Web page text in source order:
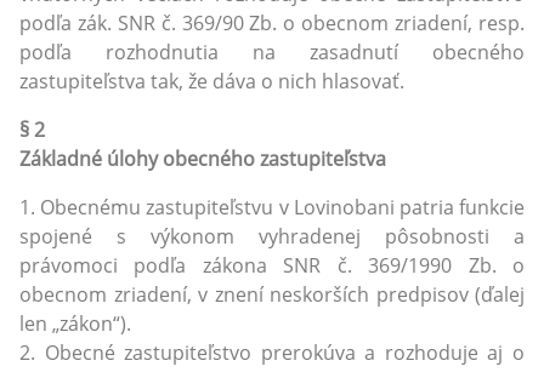
podľa zák. SNR č. 369/90 Zb. o obecnom zriadení, resp.
podľa rozhodnutia na zasadnutí obecného
zastupiteľstva tak, že dáva o nich hlasovať.
§ 2
Základné úlohy obecného zastupiteľstva
1. Obecnému zastupiteľstvu v Lovinobani patria funkcie
spojené s výkonom vyhradenej pôsobnosti a
právomoci podľa zákona SNR č. 369/1990 Zb. o
obecnom zriadení, v znení neskorších predpisov (ďalej
len „zákon“).
2. Obecné zastupiteľstvo prerokúva a rozhoduje aj o